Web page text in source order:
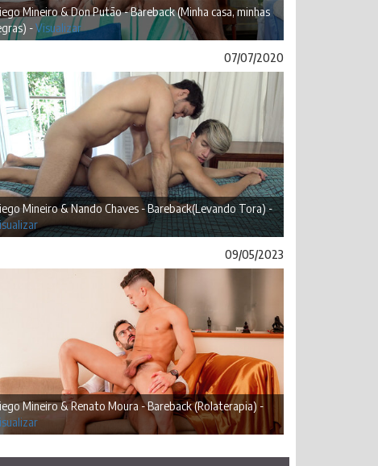
Mineiro & Don Putão - Bareback (Minha casa, minhas
-Visualizar
07/07/2020
Mineiro & Nando Chaves - Bareback(Levando Tora) -
09/05/2023
Mineiro & Renato Moura - Bareback (Rolaterapia) -